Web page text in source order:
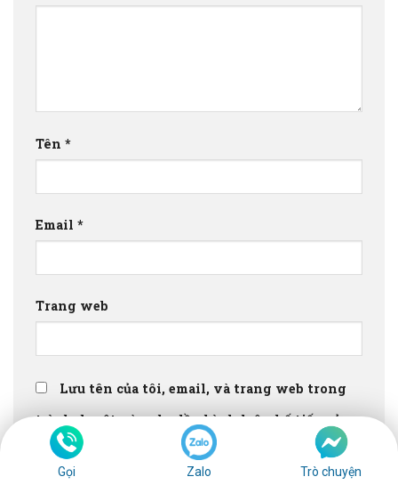
Tên *
Email *
Trang web
Lưu tên của tôi, email, và trang web trong
trình duyệt này cho lần bình luận kế tiếp của
tôi.
Gọi Zalo Trò chuyện